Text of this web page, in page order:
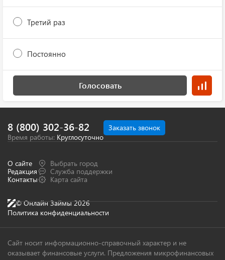
Третий раз
Постоянно
Голосовать
© Онлайн Займы 2026
Политика конфиденциальности
О сайте
Редакция
Контакты
Выбрать город
Служба поддержки
Карта сайта
Заказать звонок
8 (800) 302-36-82
Время работы: Круглосуточно
Сайт носит информационно-справочный характер и не
оказывает финансовые услуги. Предложения микрофинансовых